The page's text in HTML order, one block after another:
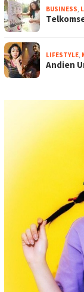
BUSINESS
LIFESTYLE
Andien